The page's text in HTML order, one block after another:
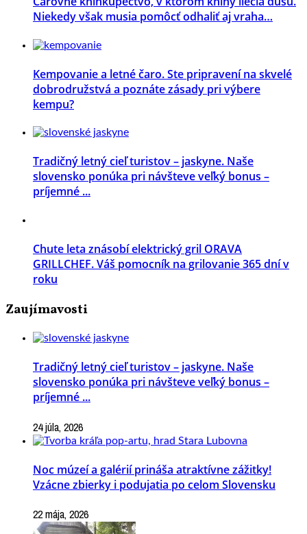
Niekedy však musia pomôcť odhaliť aj vraha…
Kempovanie a letné čaro. Ste pripravení na skvelé
dobrodružstvá a poznáte zásady pri výbere
kempu?
Tradičný letný cieľ turistov – jaskyne. Naše
slovensko ponúka pri návšteve veľký bonus –
príjemné ...
Chute leta znásobí elektrický gril ORAVA
GRILLCHEF. Váš pomocník na grilovanie 365 dní v
roku
Zaujímavosti
Tradičný letný cieľ turistov – jaskyne. Naše
slovensko ponúka pri návšteve veľký bonus –
príjemné ...
24 júla, 2026
Noc múzeí a galérií prináša atraktívne zážitky!
Vzácne zbierky i podujatia po celom Slovensku
22 mája, 2026